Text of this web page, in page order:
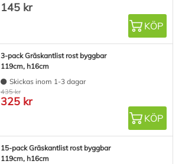
145 kr
KÖP
3-pack Gräskantlist rost byggbar
119cm, h16cm
Skickas inom 1-3 dagar
435 kr
325 kr
KÖP
15-pack Gräskantlist rost byggbar
119cm, h16cm